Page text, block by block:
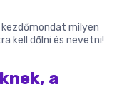
milyen
kell dőlni és nevetni!
a